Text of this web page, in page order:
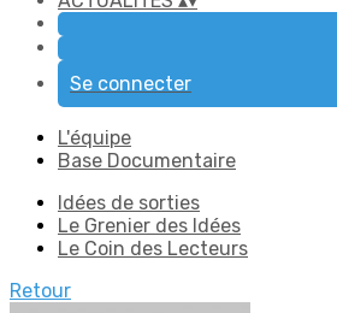
Se connecter
L'équipe
Base Documentaire
Idées de sorties
Le Grenier des Idées
Le Coin des Lecteurs
Retour